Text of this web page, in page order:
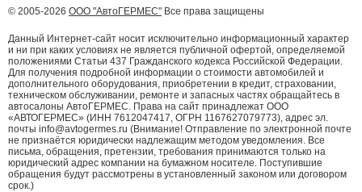
© 2005-2026 ООО "АвтоГЕРМЕС" Все права защищены
Данный Интернет-сайт носит исключительно информационный характер
и ни при каких условиях не является публичной офертой, определяемой
положениями Статьи 437 Гражданского кодекса Российской Федерации.
Для получения подробной информации о стоимости автомобилей и
дополнительного оборудования, приобретении в кредит, страховании,
техническом обслуживании, ремонте и запасных частях обращайтесь в
автосалоны АвтоГЕРМЕС. Права на сайт принадлежат ООО
«АВТОГЕРМЕС» (ИНН 7612047417, ОГРН 1167627079773), адрес эл.
почты info@avtogermes.ru (Внимание! Отправление по электронной почте
не признаётся юридически надлежащим методом уведомления. Все
письма, обращения, претензии, требования принимаются только на
юридический адрес компании на бумажном носителе. Поступившие
обращения будут рассмотрены в установленный законом или договором
срок.)